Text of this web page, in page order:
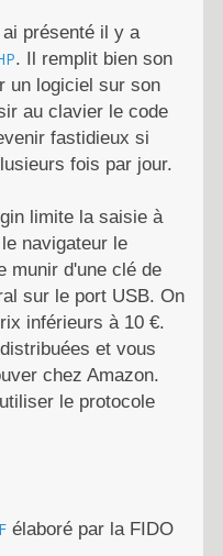
présenté il y a
. Il remplit bien son
un logiciel sur son
au clavier le code
fastidieux si
fois par jour.
limite la saisie à
navigateur le
munir d'une clé de
sur le port USB. On
inférieurs à 10 €.
et vous
chez Amazon.
le protocole
élaboré par la FIDO